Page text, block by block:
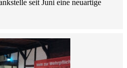
seit Juni eine neuartige